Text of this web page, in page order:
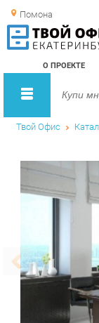
Помона
О ПРОЕКТЕ
Твой Офис Каталог